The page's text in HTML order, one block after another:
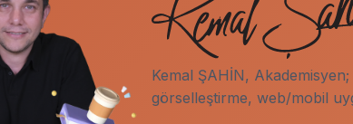
Kemal ŞAHİN, Akademisyen;
görselleştirme, web/mobil